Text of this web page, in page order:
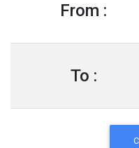
From :
To :